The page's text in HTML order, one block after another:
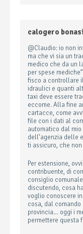
calogero
@Claudio: io non
ma che vi sia un
medico che da un
per spese
fisco a controllare
idraulici e quanti
taxi deve essere
eccome. Alla fine
cartacce, come
file con i dati al
automatico dal
dell’agenzia delle
ti assicuro, che
Per estensione,
contribuente, di
consiglio
discutendo, cosa
voglio conoscere
cosa, dal
provincia… oggi i
permettere questa